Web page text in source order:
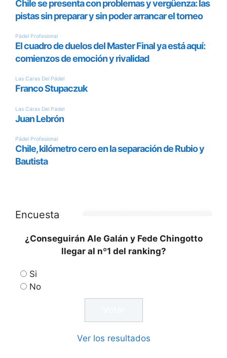
Encuesta
¿Conseguirán Ale Galán y Fede Chingotto
llegar al nº1 del ranking?
Si
No
Ver los resultados